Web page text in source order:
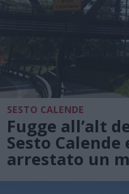
SESTO CALENDE
Fugge all’alt
Sesto
arrestato un